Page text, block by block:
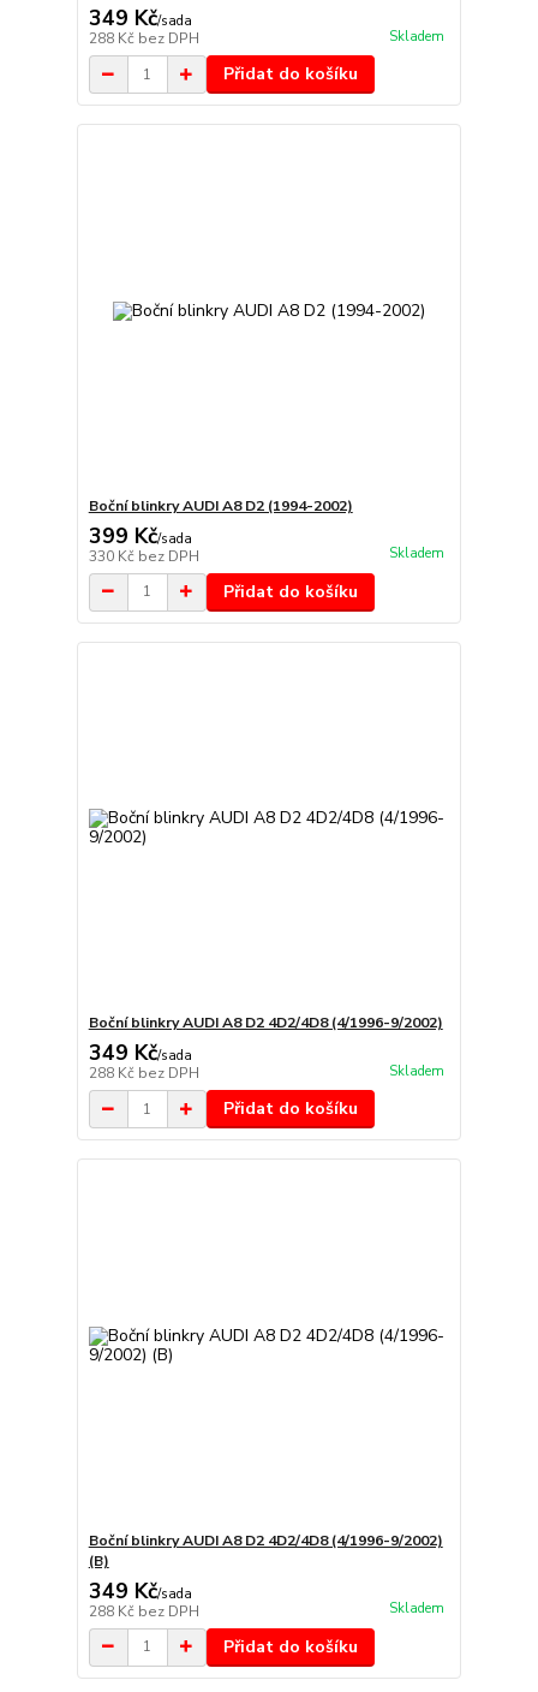
349 Kč/sada
288 Kč bez DPH Skladem
Přidat do košíku
Boční blinkry AUDI A8 D2 (1994-2002)
399 Kč/sada
330 Kč bez DPH Skladem
Přidat do košíku
Boční blinkry AUDI A8 D2 4D2/4D8 (4/1996-9/2002)
349 Kč/sada
288 Kč bez DPH Skladem
Přidat do košíku
Boční blinkry AUDI A8 D2 4D2/4D8 (4/1996-9/2002)
(B)
349 Kč/sada
288 Kč bez DPH Skladem
Přidat do košíku